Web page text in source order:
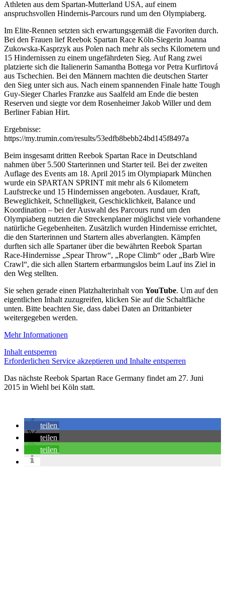
Athleten aus dem Spartan-Mutterland USA, auf einem
anspruchsvollen Hindernis-Parcours rund um den Olympiaberg.
Im Elite-Rennen setzten sich erwartungsgemäß die Favoriten durch.
Bei den Frauen lief Reebok Spartan Race Köln-Siegerin Joanna
Zukowska-Kasprzyk aus Polen nach mehr als sechs Kilometern und
15 Hindernissen zu einem ungefährdeten Sieg. Auf Rang zwei
platzierte sich die Italienerin Samantha Bottega vor Petra Kurfirtová
aus Tschechien. Bei den Männern machten die deutschen Starter
den Sieg unter sich aus. Nach einem spannenden Finale hatte Tough
Guy-Sieger Charles Franzke aus Saalfeld am Ende die besten
Reserven und siegte vor dem Rosenheimer Jakob Willer und dem
Berliner Fabian Hirt.
Ergebnisse:
https://my.trumin.com/results/53edfb8bebb24bd145f8497a
Beim insgesamt dritten Reebok Spartan Race in Deutschland
nahmen über 5.500 Starterinnen und Starter teil. Bei der zweiten
Auflage des Events am 18. April 2015 im Olympiapark München
wurde ein SPARTAN SPRINT mit mehr als 6 Kilometern
Laufstrecke und 15 Hindernissen angeboten. Ausdauer, Kraft,
Beweglichkeit, Schnelligkeit, Geschicklichkeit, Balance und
Koordination – bei der Auswahl des Parcours rund um den
Olympiaberg nutzten die Streckenplaner möglichst viele vorhandene
natürliche Gegebenheiten. Zusätzlich wurden Hindernisse errichtet,
die den Starterinnen und Startern alles abverlangten. Kämpfen
durften sich alle Spartaner über die bewährten Reebok Spartan
Race-Hindernisse „Spear Throw“, „Rope Climb“ oder „Barb Wire
Crawl“, die sich allen Startern erbarmungslos beim Lauf ins Ziel in
den Weg stellten.
Sie sehen gerade einen Platzhalterinhalt von YouTube. Um auf den
eigentlichen Inhalt zuzugreifen, klicken Sie auf die Schaltfläche
unten. Bitte beachten Sie, dass dabei Daten an Drittanbieter
weitergegeben werden.
Mehr Informationen
Inhalt entsperren
Erforderlichen Service akzeptieren und Inhalte entsperren
Das nächste Reebok Spartan Race Germany findet am 27. Juni
2015 in Wiehl bei Köln statt.
teilen
teilen
teilen